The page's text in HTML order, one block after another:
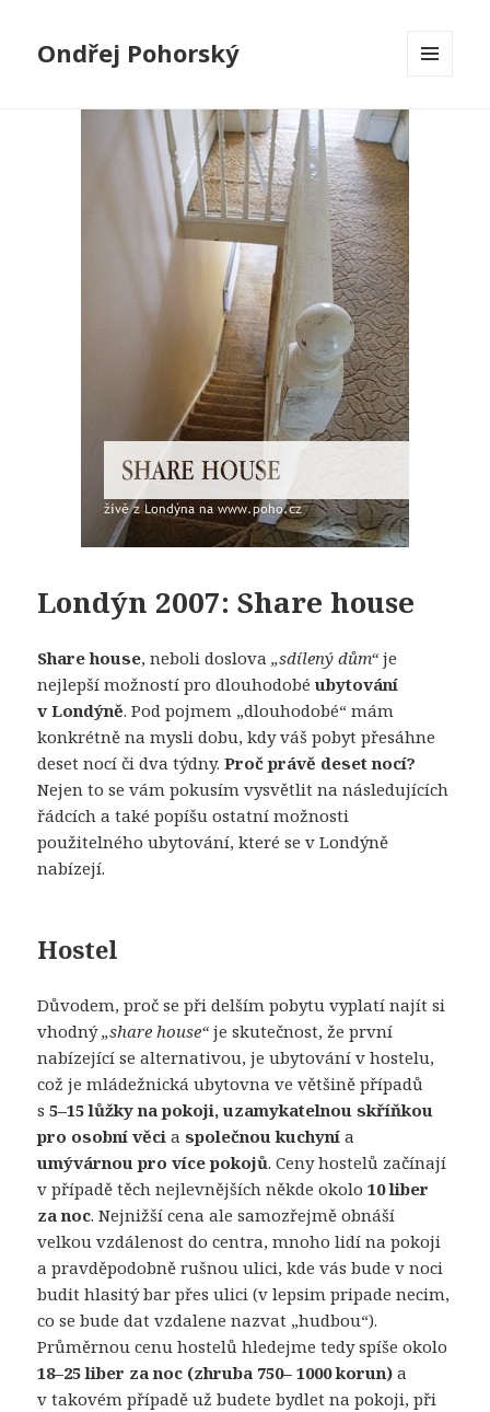
Ondřej Pohorský
WIDGETY
Londýn 2007: Share house
Share house, neboli doslova„sdílený dům“je
nejlepší možností pro dlouhodobéubytování
v Londýně. Pod pojmem „dlouhodobé“ mám
konkrétně na mysli dobu, kdy váš pobyt přesáhne
deset nocí či dva týdny.Proč právě deset nocí?
Nejen to se vám pokusím vysvětlit na následujících
řádcích a také popíšu ostatní možnosti
použitelného ubytování, které se v Londýně
nabízejí.
Hostel
Důvodem, proč se při delším pobytu vyplatí najít si
vhodný„share house“je skutečnost, že první
nabízející se alternativou, je ubytování v hostelu,
což je mládežnická ubytovna ve většině případů
s5–15 lůžky na pokoji, uzamykatelnou skříňkou
pro osobní věci aspolečnou kuchyní a
umývárnou pro více pokojů. Ceny hostelů začínají
v případě těch nejlevnějších někde okolo10 liber
za noc. Nejnižší cena ale samozřejmě obnáší
velkou vzdálenost do centra, mnoho lidí na pokoji
a pravděpodobně rušnou ulici, kde vás bude v noci
budit hlasitý bar přes ulici (v lepsim pripade necim,
co se bude dat vzdalene nazvat „hudbou“).
Průměrnou cenu hostelů hledejme tedy spíše okolo
18–25 liber za noc (zhruba 750– 1000 korun) a
v takovém případě už budete bydlet na pokoji, při